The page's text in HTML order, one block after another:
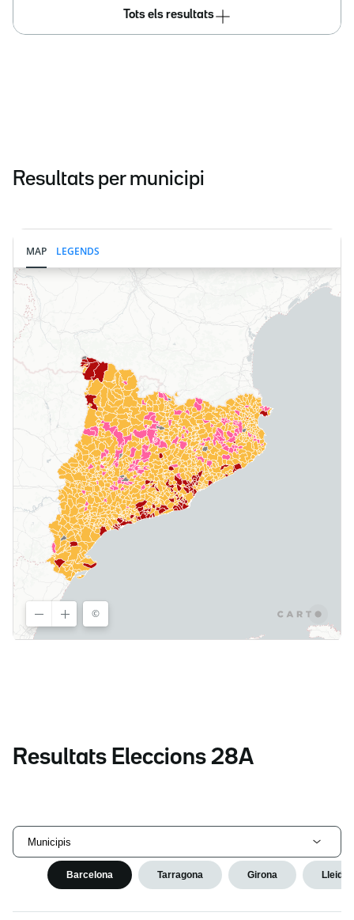
Tots els resultats
Resultats per municipi
Resultats Eleccions 28A
Municipis
Barcelona Tarragona Girona Lleida